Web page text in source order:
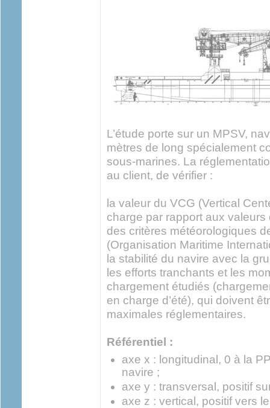
L’étude porte sur un MPSV,
mètres de long spécialement
sous-marines. La
au client, de vérifier :
la valeur du VCG (Vertical
charge par rapport aux
des critères météorologiques
(Organisation Maritime
la stabilité du navire avec la
les efforts tranchants et les
chargement étudiés
en charge d’été), qui doivent
maximales réglementaires.
Référentiel :
axe x : longitudinal, 0 à la
navire ;
axe y : transversal, positif
axe z : vertical, positif vers